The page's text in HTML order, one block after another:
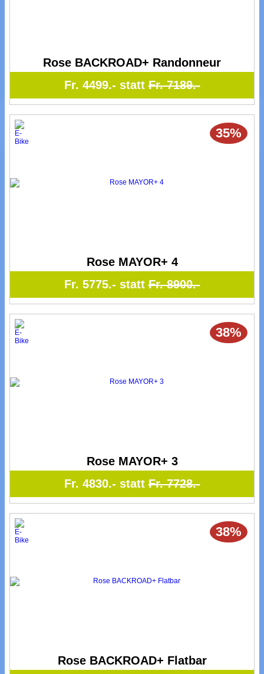
Rose BACKROAD+ Randonneur
Fr. 4499.- stattFr. 7189.-
35%
Rose MAYOR+ 4
Fr. 5775.- stattFr. 8900.-
38%
Rose MAYOR+ 3
Fr. 4830.- stattFr. 7728.-
38%
Rose BACKROAD+ Flatbar